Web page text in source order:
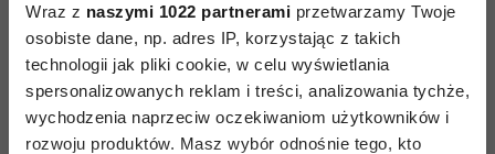
Wraz z naszymi 1022 partnerami przetwarzamy Twoje
osobiste dane, np. adres IP, korzystając z takich
technologii jak pliki cookie, w celu wyświetlania
spersonalizowanych reklam i treści, analizowania tychże,
wychodzenia naprzeciw oczekiwaniom użytkowników i
rozwoju produktów. Masz wybór odnośnie tego, kto